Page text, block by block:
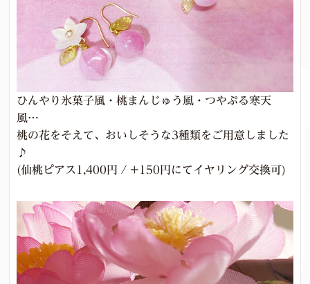
ひんやり氷菓子風・桃まんじゅう風・つやぷる寒天
風…
桃の花をそえて、おいしそうな3種類をご用意しました
♪
(仙桃ピアス1,400円 / +150円にてイヤリング交換可)